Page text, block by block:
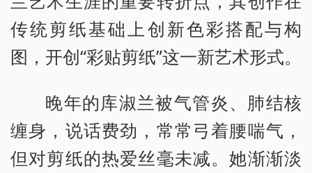
传统剪纸基础上创新色彩搭配与构
图，开创“彩贴剪纸”这一新艺术形式。
晚年的库淑兰被气管炎、肺结核
缠身，说话费劲，常常弓着腰喘气，
但对剪纸的热爱丝毫未减。她渐渐淡